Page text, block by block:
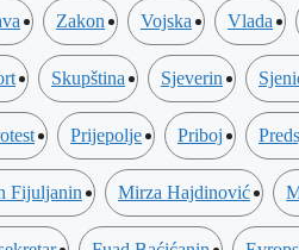
Zakon Vojska Vlada
Skupština Sjeverin
Prijepolje Priboj
Fijuljanin Mirza Hajdinović